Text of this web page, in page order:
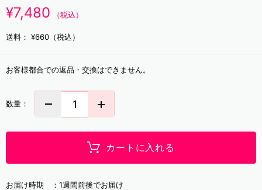
¥7,480 （税込）
送料： ¥660（税込）
お客様都合での返品・交換はできません。
数量：
カートに入れる
お届け時期 ： 1週間前後でお届け